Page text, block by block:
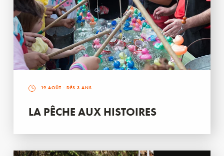
19 AOÛT - DÈS 3 ANS
LA PÊCHE AUX HISTOIRES